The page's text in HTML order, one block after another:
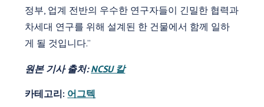
정부, 업계 전반의 우수한 연구자들이 긴밀한 협력과
차세대 연구를 위해 설계된 한 건물에서 함께 일하
게 될 것입니다.”
원본 기사 출처:NCSU 칼
카테고리: 어그텍